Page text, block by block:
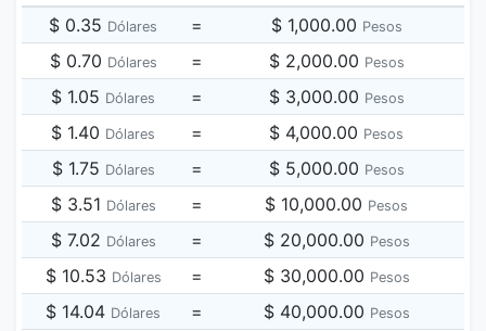
$ 0.35 Dólares = $ 1,000.00 Pesos
$ 0.70 Dólares = $ 2,000.00 Pesos
$ 1.05 Dólares = $ 3,000.00 Pesos
$ 1.40 Dólares = $ 4,000.00 Pesos
$ 1.75 Dólares = $ 5,000.00 Pesos
$ 3.51 Dólares = $ 10,000.00 Pesos
$ 7.02 Dólares = $ 20,000.00 Pesos
$ 10.53 Dólares = $ 30,000.00 Pesos
$ 14.04 Dólares = $ 40,000.00 Pesos